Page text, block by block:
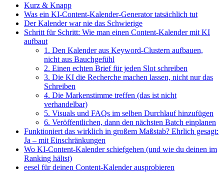
Kurz & Knapp
Was ein KI-Content-Kalender-Generator tatsächlich tut
Der Kalender war nie das Schwierige
Schritt für Schritt: Wie man einen Content-Kalender mit KI
aufbaut
1. Den Kalender aus Keyword-Clustern aufbauen,
nicht aus Bauchgefühl
2. Einen echten Brief für jeden Slot schreiben
3. Die KI die Recherche machen lassen, nicht nur das
Schreiben
4. Die Markenstimme treffen (das ist nicht
verhandelbar)
5. Visuals und FAQs im selben Durchlauf hinzufügen
6. Veröffentlichen, dann den nächsten Batch einplanen
Funktioniert das wirklich in großem Maßstab? Ehrlich gesagt:
Ja – mit Einschränkungen
Wo KI-Content-Kalender schiefgehen (und wie du deinen im
Ranking hältst)
eesel für deinen Content-Kalender ausprobieren